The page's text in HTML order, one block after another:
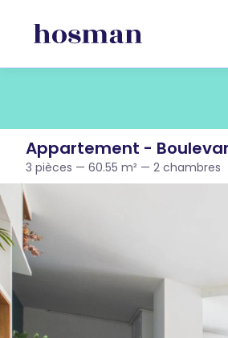
Appartement -
3 pièces — 60.55 m² — 2 chambres